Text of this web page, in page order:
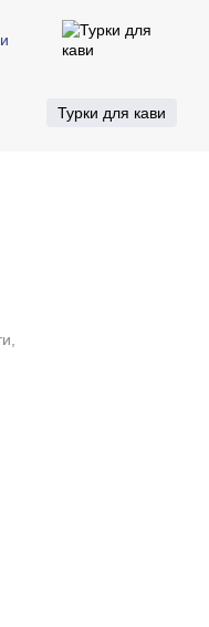
Турки для кави